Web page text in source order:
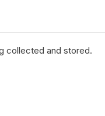
collected and stored.